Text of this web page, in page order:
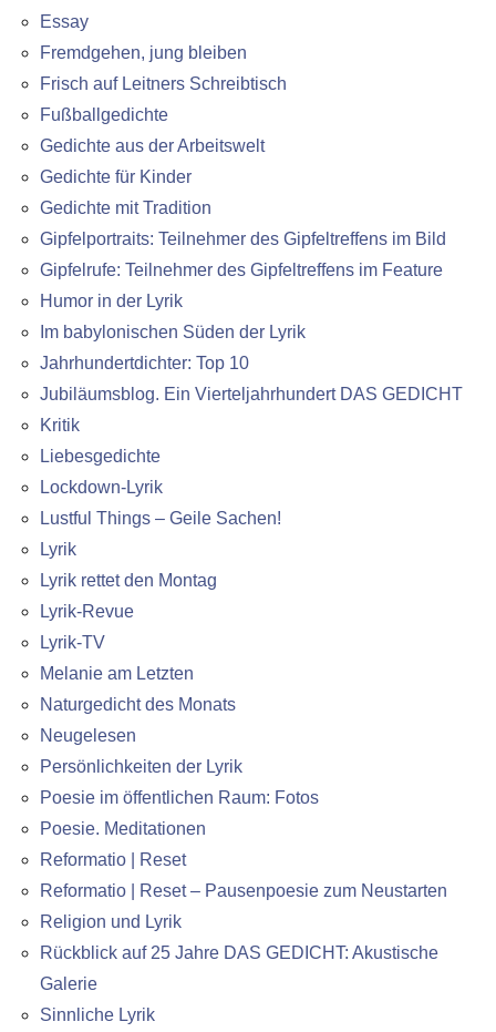
Essay
Fremdgehen, jung bleiben
Frisch auf Leitners Schreibtisch
Fußballgedichte
Gedichte aus der Arbeitswelt
Gedichte für Kinder
Gedichte mit Tradition
Gipfelportraits: Teilnehmer des Gipfeltreffens im Bild
Gipfelrufe: Teilnehmer des Gipfeltreffens im Feature
Humor in der Lyrik
Im babylonischen Süden der Lyrik
Jahrhundertdichter: Top 10
Jubiläumsblog. Ein Vierteljahrhundert DAS GEDICHT
Kritik
Liebesgedichte
Lockdown-Lyrik
Lustful Things – Geile Sachen!
Lyrik
Lyrik rettet den Montag
Lyrik-Revue
Lyrik-TV
Melanie am Letzten
Naturgedicht des Monats
Neugelesen
Persönlichkeiten der Lyrik
Poesie im öffentlichen Raum: Fotos
Poesie. Meditationen
Reformatio | Reset
Reformatio | Reset – Pausenpoesie zum Neustarten
Religion und Lyrik
Rückblick auf 25 Jahre DAS GEDICHT: Akustische
Galerie
Sinnliche Lyrik